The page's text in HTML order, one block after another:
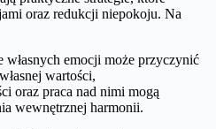
oraz redukcji niepokoju. Na
emocji może przyczynić
wartości,
oraz praca nad nimi mogą
wewnętrznej harmonii.